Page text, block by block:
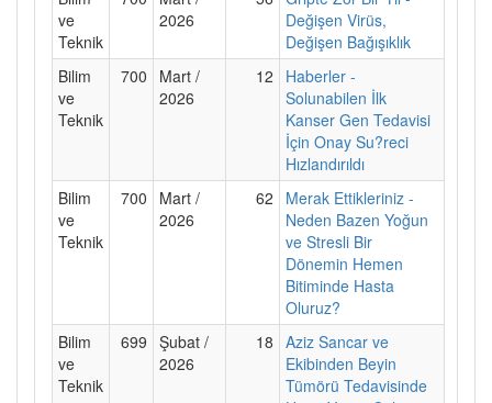
ve
Teknik
2026
Değişen Virüs,
Değişen Bağışıklık
Bilim
ve
Teknik
700
Mart /
2026
12
Haberler -
Solunabilen İlk
Kanser Gen Tedavisi
İçin Onay Su?reci
Hızlandırıldı
Bilim
ve
Teknik
700
Mart /
2026
62
Merak Ettikleriniz -
Neden Bazen Yoğun
ve Stresli Bir
Dönemin Hemen
Bitiminde Hasta
Oluruz?
Bilim
ve
Teknik
699 Şubat /
2026
18 Aziz Sancar ve
Ekibinden Beyin
Tümörü Tedavisinde